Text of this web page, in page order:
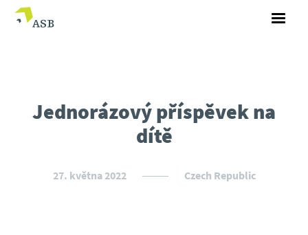
Jednorázový příspěvek na
dítě
27. května 2022 Czech Republic